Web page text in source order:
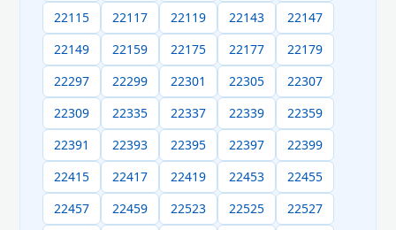
22115
22117 22119 22143
22147
22149
22159 22175 22177
22179
22297
22299 22301 22305
22307
22309
22335 22337 22339
22359
22391
22393 22395 22397
22399
22415
22417 22419 22453
22455
22457
22459 22523 22525
22527